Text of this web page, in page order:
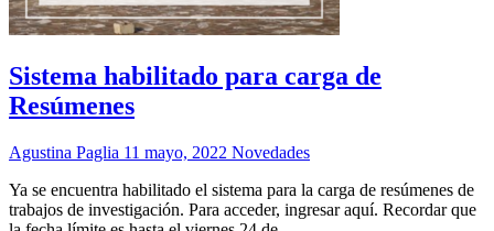
Sistema habilitado para carga de
Resúmenes
Agustina Paglia 11 mayo, 2022 Novedades
Ya se encuentra habilitado el sistema para la carga de resúmenes de
trabajos de investigación. Para acceder, ingresar aquí. Recordar que